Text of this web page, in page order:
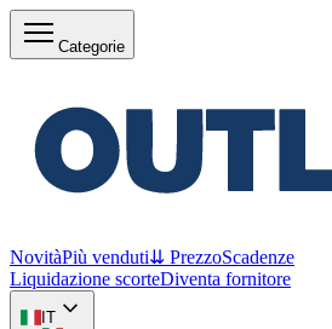
Categorie
NovitàPiù venduti⇊ PrezzoScadenze
Liquidazione scorteDiventa fornitore
IT